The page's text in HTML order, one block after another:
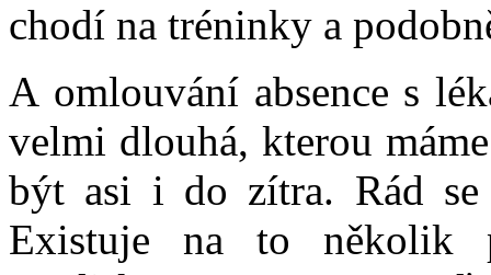
chodí na tréninky a
A omlouvání absence s
velmi dlouhá, kterou
být asi i do zítra. Rád
Existuje na to několik